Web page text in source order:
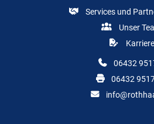
Services und
Unser
Karriere
06432
06432